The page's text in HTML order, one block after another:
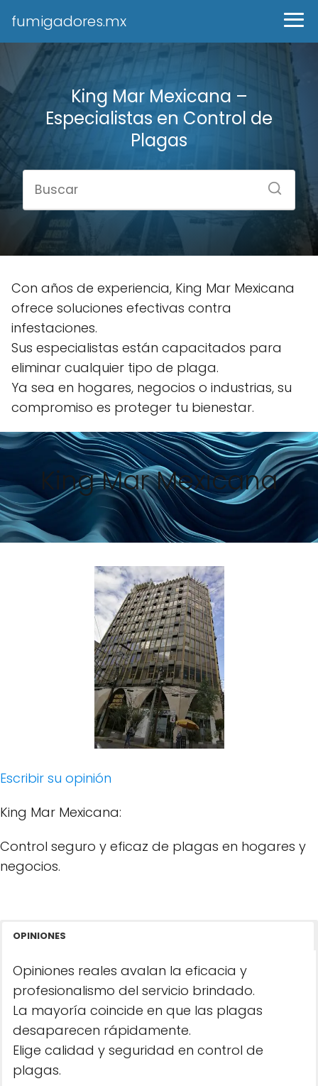
fumigadores.mx
King Mar Mexicana –
Especialistas en Control de
Plagas
Con años de experiencia, King Mar Mexicana
ofrece soluciones efectivas contra
infestaciones.
Sus especialistas están capacitados para
eliminar cualquier tipo de plaga.
Ya sea en hogares, negocios o industrias, su
compromiso es proteger tu bienestar.
King Mar Mexicana
Escribir su opinión
King Mar Mexicana:
Control seguro y eficaz de plagas en hogares y
negocios.
OPINIONES
Opiniones reales avalan la eficacia y
profesionalismo del servicio brindado.
La mayoría coincide en que las plagas
desaparecen rápidamente.
Elige calidad y seguridad en control de
plagas.